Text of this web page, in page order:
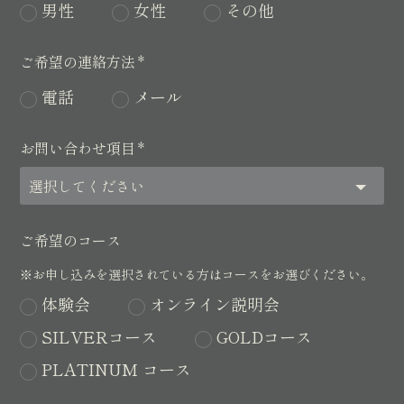
男性 女性 その他
ご希望の連絡方法*
電話 メール
お問い合わせ項目 *
ご希望のコース
※お申し込みを選択されている方はコースをお選びください。
体験会
オンライン説明会
SILVERコース
GOLDコース
PLATINUM コース